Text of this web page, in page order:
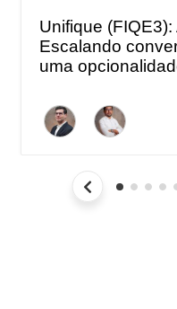
Unifique (FIQE3):
Escalando
uma